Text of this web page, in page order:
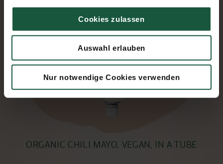
Cookies zulassen
Auswahl erlauben
Nur notwendige Cookies verwenden
ORGANIC CHILI MAYO, VEGAN, IN A TUBE